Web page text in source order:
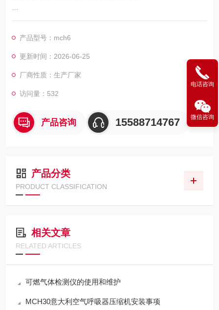
意大利科尔奇MCH6/ET高压呼吸空气压缩机呼吸器充气泵
MCH6 STANDARD系正压式呼吸器充气泵是同类安全消防产品中
重量轻盈，体积小袖珍的，MCH6 STANDARD系正压式呼吸器充
MCH6/ET意大利科尔奇空气充气泵的技术参数：（蓝色和红色两
款）
产品型号：mch6
更新时间：2026-06-25
厂商性质：生产厂家
访问量：532
产品咨询 15588714767
产品分类
PRODUCT CLASSIFICATION
相关文章
RELATED ARTICLES
可燃气体检测仪的使用和维护
MCH30意大利空气呼吸器压缩机安装事项
电话咨询
微信咨询